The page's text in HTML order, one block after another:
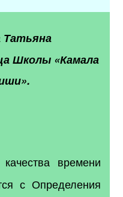
Татьяна
Школы «Камала
времени
с Определения